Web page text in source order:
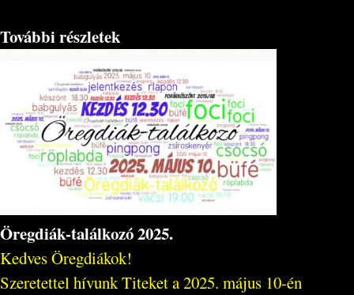
További részletek
Öregdiák-találkozó 2025.
Kedves Öregdiákok!
Szeretettel hívunk Titeket a 2025. május 10-én